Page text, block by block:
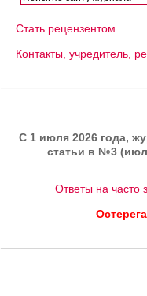
Стать рецензентом
Контакты, учредитель,
C 1 июля 2026 года,
статьи в №3
Ответы на часто